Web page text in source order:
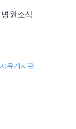
병원소식
자유게시판